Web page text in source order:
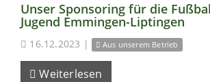
Unser Sponsoring für die
Jugend Emmingen-Liptingen
16.12.2023 | Aus unserem Betrieb
Weiterlesen